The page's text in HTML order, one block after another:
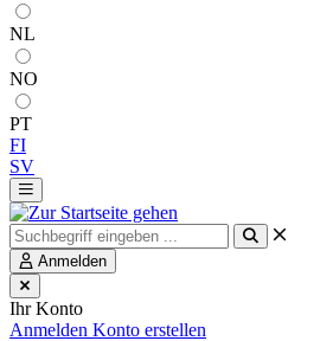
NL
NO
PT
FI
SV
Anmelden
Ihr Konto
Anmelden Konto erstellen